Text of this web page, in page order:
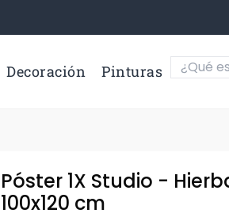
Decoración Pinturas
Póster 1X Studio -
100x120 cm